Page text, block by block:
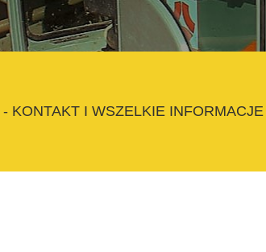
KONTAKT I WSZELKIE